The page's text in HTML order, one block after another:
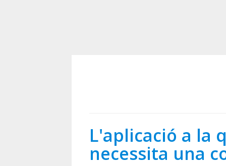
L'aplicació a la
necessita una